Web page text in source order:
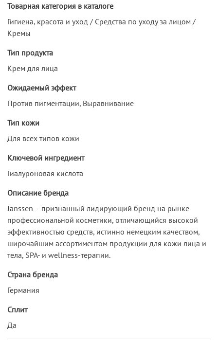
Товарная категория в каталоге
Гигиена, красота и уход / Средства по уходу за лицом /
Кремы
Тип продукта
Крем для лица
Ожидаемый эффект
Против пигментации, Выравнивание
Тип кожи
Для всех типов кожи
Ключевой ингредиент
Гиалуроновая кислота
Описание бренда
Janssen – признанный лидирующий бренд на рынке
профессиональной косметики, отличающийся высокой
эффективностью средств, истинно немецким качеством,
широчайшим ассортиментом продукции для кожи лица и
тела, SPA- и wellness-терапии.
Страна бренда
Германия
Сплит
Да